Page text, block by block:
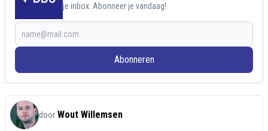
je inbox. Abonneer je vandaag!
Abonneren
door Wout Willemsen